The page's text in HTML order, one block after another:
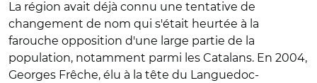
La région avait déjà connu une tentative de
changement de nom qui s'était heurtée à la
farouche opposition d'une large partie de la
population, notamment parmi les Catalans. En 2004,
Georges Frêche, élu à la tête du Languedoc-